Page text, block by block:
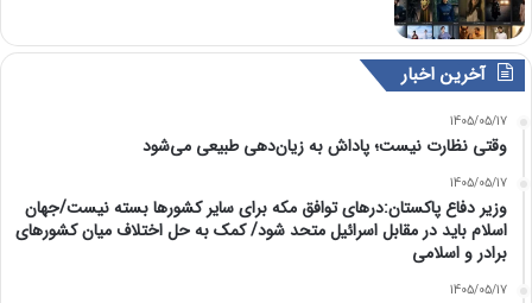
آخرین اخبار
1405/05/17
وقتی نظارت نیست؛ پاداش به زیان‌دهی طبیعی می‌شود
1405/05/17
وزیر دفاع پاکستان:درهای توافق مکه برای سایر کشورها بسته نیست/جهان
اسلام باید در مقابل اسرائیل متحد شود/ کمک به حل اختلاف میان کشورهای
برادر و اسلامی
1405/05/17